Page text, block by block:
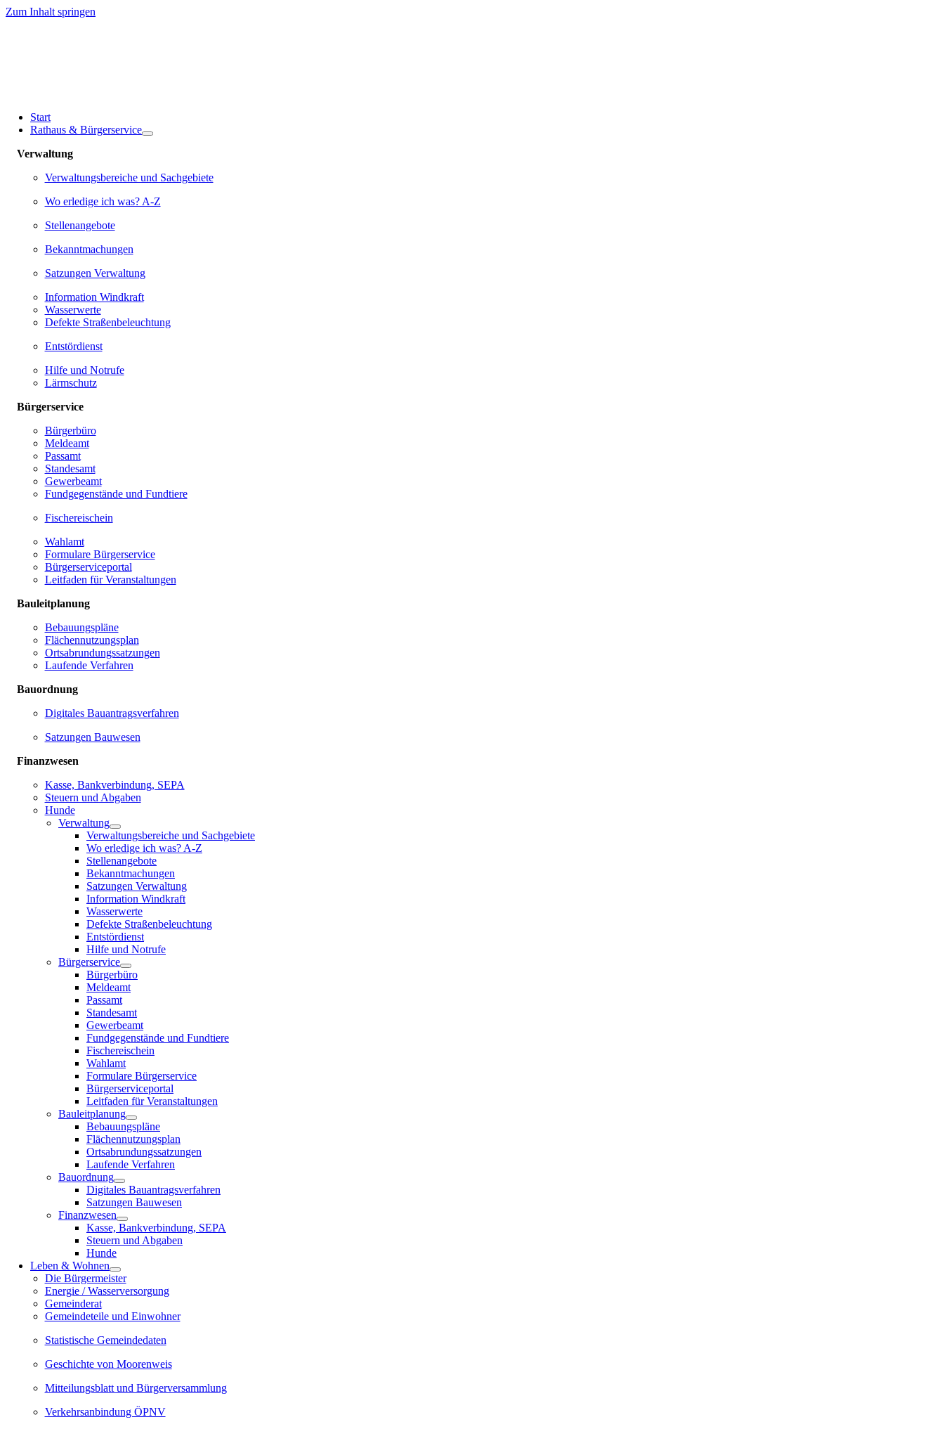
Zum Inhalt springen
Start
Rathaus & Bürgerservice
Verwaltung
Verwaltungsbereiche und Sachgebiete
Wo erledige ich was? A-Z
Stellenangebote
Bekanntmachungen
Satzungen Verwaltung
Information Windkraft
Wasserwerte
Defekte Straßenbeleuchtung
Entstördienst
Hilfe und Notrufe
Lärmschutz
Bürgerservice
Bürgerbüro
Meldeamt
Passamt
Standesamt
Gewerbeamt
Fundgegenstände und Fundtiere
Fischereischein
Wahlamt
Formulare Bürgerservice
Bürgerserviceportal
Leitfaden für Veranstaltungen
Bauleitplanung
Bebauungspläne
Flächennutzungsplan
Ortsabrundungssatzungen
Laufende Verfahren
Bauordnung
Digitales Bauantragsverfahren
Satzungen Bauwesen
Finanzwesen
Kasse, Bankverbindung, SEPA
Steuern und Abgaben
Hunde
Verwaltung
Verwaltungsbereiche und Sachgebiete
Wo erledige ich was? A-Z
Stellenangebote
Bekanntmachungen
Satzungen Verwaltung
Information Windkraft
Wasserwerte
Defekte Straßenbeleuchtung
Entstördienst
Hilfe und Notrufe
Bürgerservice
Bürgerbüro
Meldeamt
Passamt
Standesamt
Gewerbeamt
Fundgegenstände und Fundtiere
Fischereischein
Wahlamt
Formulare Bürgerservice
Bürgerserviceportal
Leitfaden für Veranstaltungen
Bauleitplanung
Bebauungspläne
Flächennutzungsplan
Ortsabrundungssatzungen
Laufende Verfahren
Bauordnung
Digitales Bauantragsverfahren
Satzungen Bauwesen
Finanzwesen
Kasse, Bankverbindung, SEPA
Steuern und Abgaben
Hunde
Leben & Wohnen
Die Bürgermeister
Energie / Wasserversorgung
Gemeinderat
Gemeindeteile und Einwohner
Statistische Gemeindedaten
Geschichte von Moorenweis
Mitteilungsblatt und Bürgerversammlung
Verkehrsanbindung ÖPNV